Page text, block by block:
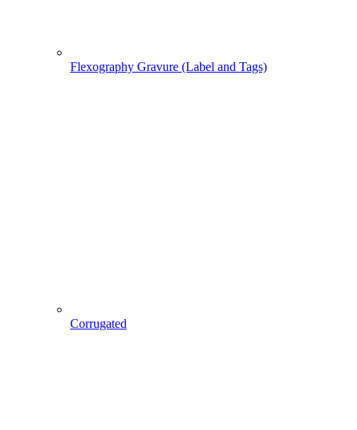
Flexography Gravure (Label and Tags)
Corrugated